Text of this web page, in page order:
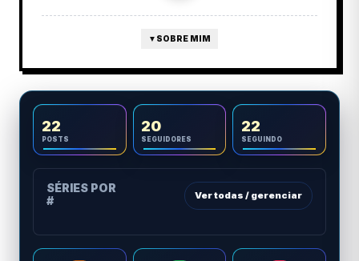
▼ SOBRE MIM
22
POSTS
20
SEGUIDORES
22
SEGUINDO
SÉRIES POR
#
Ver todas / gerenciar